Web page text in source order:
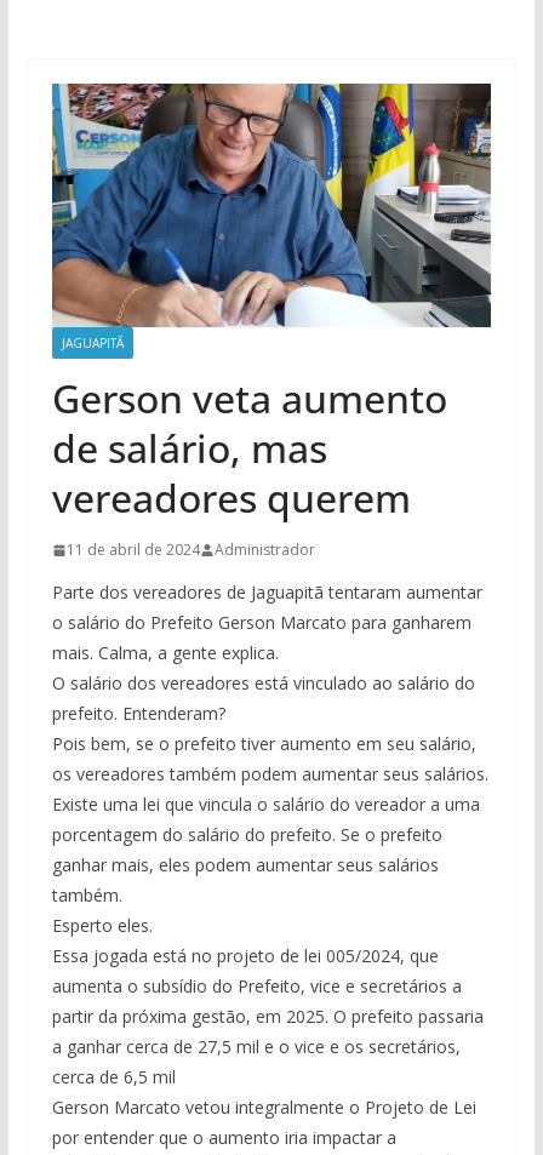
JAGUAPITÃ
Gerson veta aumento
de salário, mas
vereadores querem
11 de abril de 2024 Administrador
Parte dos vereadores de Jaguapitã tentaram aumentar
o salário do Prefeito Gerson Marcato para ganharem
mais. Calma, a gente explica.
O salário dos vereadores está vinculado ao salário do
prefeito. Entenderam?
Pois bem, se o prefeito tiver aumento em seu salário,
os vereadores também podem aumentar seus salários.
Existe uma lei que vincula o salário do vereador a uma
porcentagem do salário do prefeito. Se o prefeito
ganhar mais, eles podem aumentar seus salários
também.
Esperto eles.
Essa jogada está no projeto de lei 005/2024, que
aumenta o subsídio do Prefeito, vice e secretários a
partir da próxima gestão, em 2025. O prefeito passaria
a ganhar cerca de 27,5 mil e o vice e os secretários,
cerca de 6,5 mil
Gerson Marcato vetou integralmente o Projeto de Lei
por entender que o aumento iria impactar a